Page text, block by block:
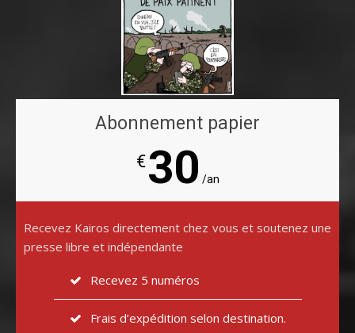
Abonnement papier
€30 /an
Recevez Kairos directement chez vous et soutenez une
presse libre et indépendante
Recevez 5 numéros
Frais d’expédition selon destination.